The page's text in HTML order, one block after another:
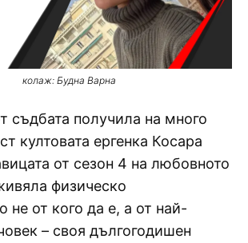
колаж: Будна Варна
съдбата получила на много
култовата ергенка Косара
от сезон 4 на любовното
физическо
не от кого да е, а от най-
– своя дългогодишен